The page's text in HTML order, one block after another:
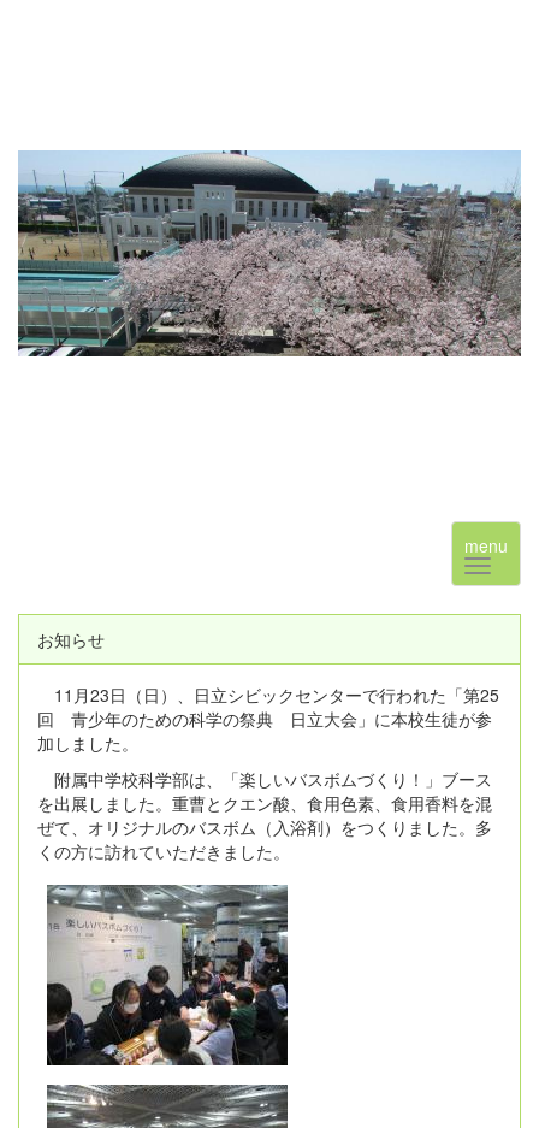
menu
お知らせ
11月23日（日）、日立シビックセンターで行われた「第25
回 青少年のための科学の祭典 日立大会」に本校生徒が参
加しました。
附属中学校科学部は、「楽しいバスボムづくり！」ブース
を出展しました。重曹とクエン酸、食用色素、食用香料を混
ぜて、オリジナルのバスボム（入浴剤）をつくりました。多
くの方に訪れていただきました。